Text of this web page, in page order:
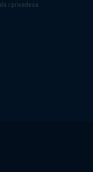
i privadesa